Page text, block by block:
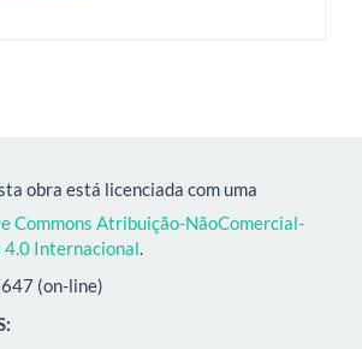
obra está licenciada com uma
Commons Atribuição-NãoComercial-
4.0 Internacional.
(on-line)